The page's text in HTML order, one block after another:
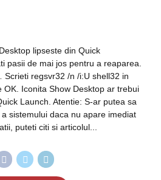
lipseste din Quick
pasii de mai jos pentru a reaparea.
regsvr32 /n /i:U shell32 in
OK. Iconita Show Desktop ar trebui
Launch. Atentie: S-ar putea sa
sistemului daca nu apare imediat
puteti citi si articolul...